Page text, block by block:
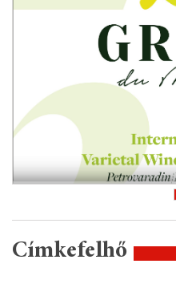
Címkefelhő